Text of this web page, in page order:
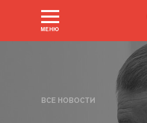
МЕНЮ
ВСЕ НОВОСТИ